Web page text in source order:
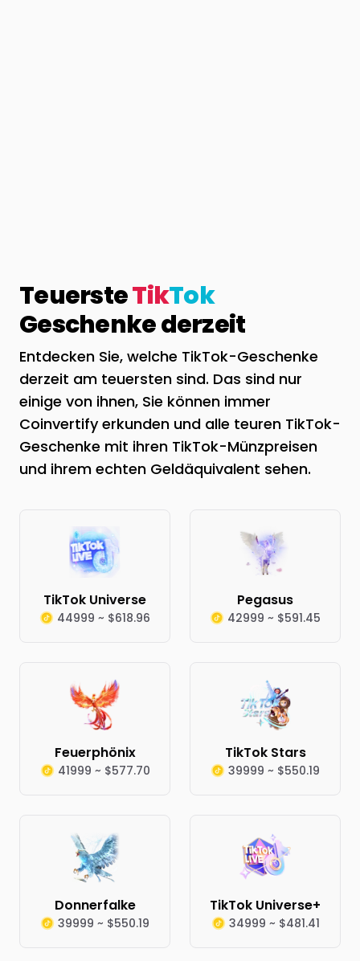
TeuersteTikTok
Geschenke derzeit
Entdecken Sie, welche TikTok-Geschenke
derzeit am teuersten sind. Das sind nur
einige von ihnen, Sie können immer
Coinvertify erkunden und alle teuren TikTok-
Geschenke mit ihren TikTok-Münzpreisen
und ihrem echten Geldäquivalent sehen.
TikTok Universe
44999 ~ $618.96
Pegasus
42999 ~ $591.45
Feuerphönix
41999 ~ $577.70
TikTok Stars
39999 ~ $550.19
Donnerfalke
39999 ~ $550.19
TikTok Universe+
34999 ~ $481.41